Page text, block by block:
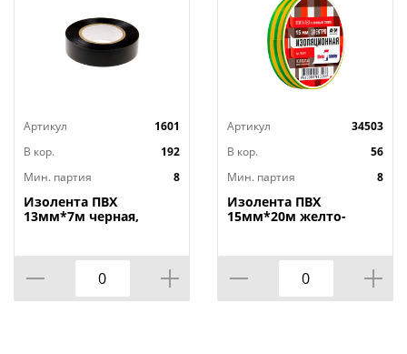
Артикул
1601
В кор.
192
Мин. партия
8
Изолента ПВХ
13мм*7м черная,
Артикул
34503
В кор.
56
Мин. партия
8
Изолента ПВХ
15мм*20м желто-